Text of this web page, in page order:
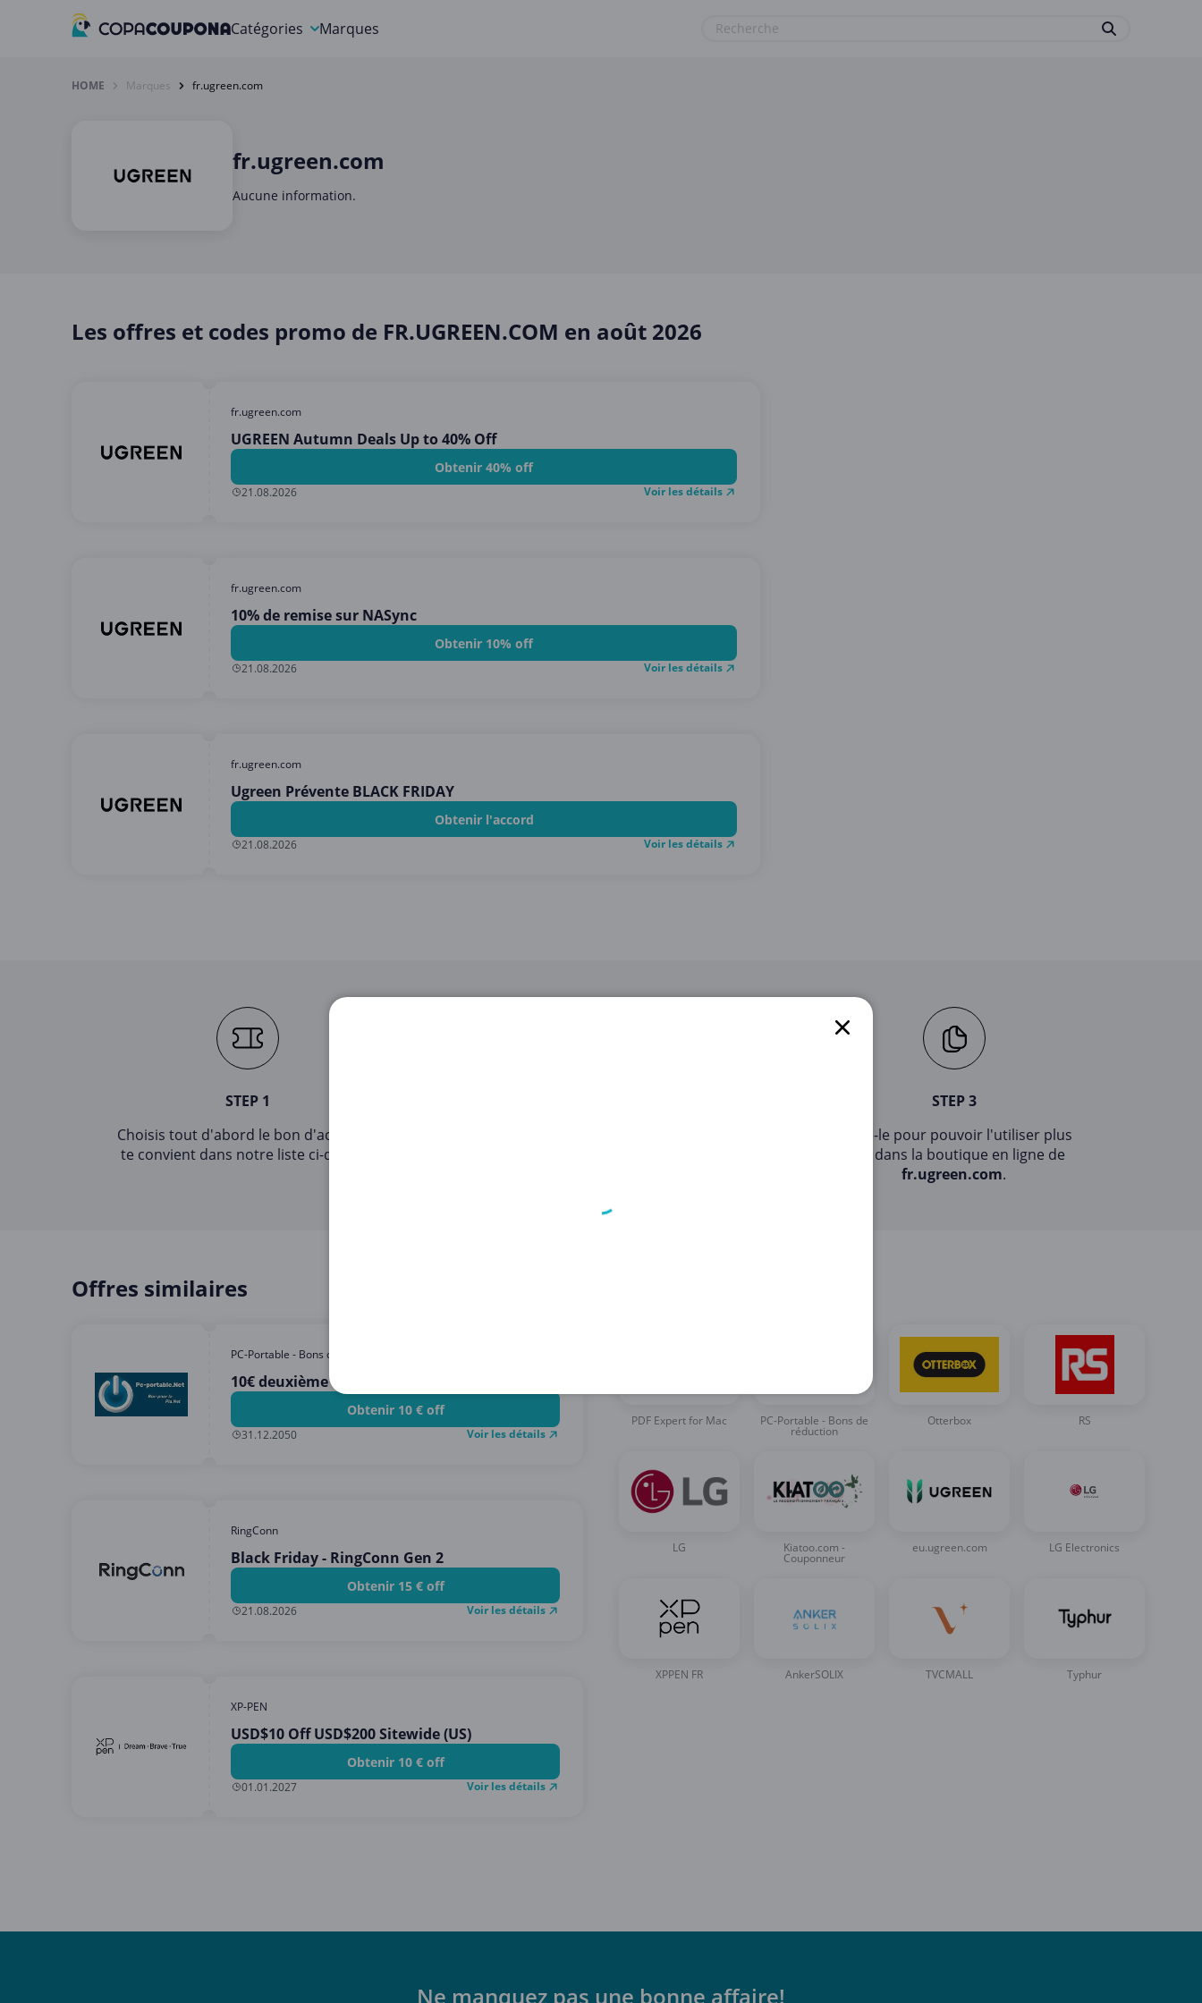
Catégories
Alimentation et Vins
Cadeaux et Fleurs
Marques
HOME Marques fr.ugreen.com
fr.ugreen.com
Aucune information.
Les offres et codes promo de FR.UGREEN.COM en août 2026
fr.ugreen.com
UGREEN Autumn Deals Up to 40% Off
Obtenir 40% off
21.08.2026 Voir les détails
fr.ugreen.com
10% de remise sur NASync
Obtenir 10% off
21.08.2026 Voir les détails
fr.ugreen.com
Ugreen Prévente BLACK FRIDAY
Obtenir l'accord
21.08.2026 Voir les détails
STEP 1
Choisis tout d'abord le bon d'achat qui
te convient dans notre liste ci-dessus.
STEP 3
Copie-le pour pouvoir l'utiliser plus
tard dans la boutique en ligne de
fr.ugreen.com.
Offres similaires
PC-Portable - Bons de réduction
10€ deuxième commande
Obtenir 10 € off
31.12.2050 Voir les détails
RingConn
Black Friday - RingConn Gen 2
Obtenir 15 € off
21.08.2026 Voir les détails
XP-PEN
USD$10 Off USD$200 Sitewide (US)
Obtenir 10 € off
01.01.2027 Voir les détails
PDF Expert for Mac PC-Portable - Bons de
réduction
Otterbox RS
LG Kiatoo.com -
Couponneur
eu.ugreen.com LG Electronics
XPPEN FR AnkerSOLIX TVCMALL Typhur
Ne manquez pas une bonne affaire!